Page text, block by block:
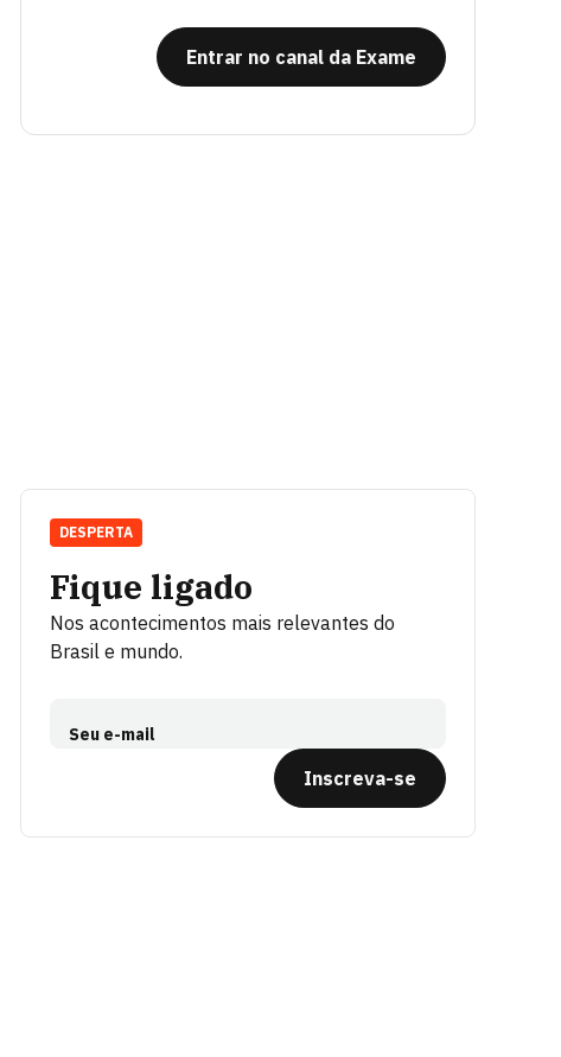
Entrar no canal da Exame
Fique ligado
Nos acontecimentos mais relevantes do
Brasil e mundo.
Seu e-mail
Inscreva-se
DESPERTA